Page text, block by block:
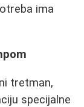
ima
tretman,
specijalne